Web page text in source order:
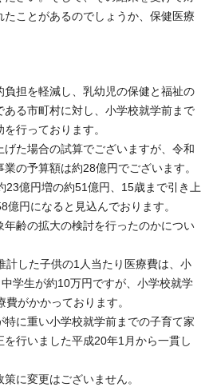
ことがあるのでしょうか、保健医療
担を軽減し、乳幼児の保健と福祉の
る市町村に対し、小学校就学前まで
行っております。
げた場合の試算でございますが、令和
の予算額は約28億円でございます。
23億円増の約51億円、15歳まで引き上
円になると見込んでおります。
齢の拡大の検討を行ったのかについ
計した子供の1人当たり医療費は、小
学生が約10万円ですが、小学校就学
がかかっております。
に重い小学校就学前までの子育て家
行いました平成20年1月から一貫し
に変更はございません。